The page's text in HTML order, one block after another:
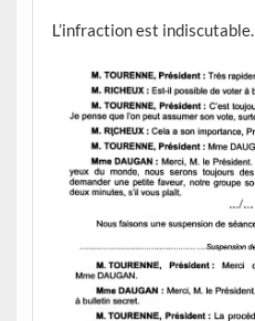
L’infraction est indiscutable.